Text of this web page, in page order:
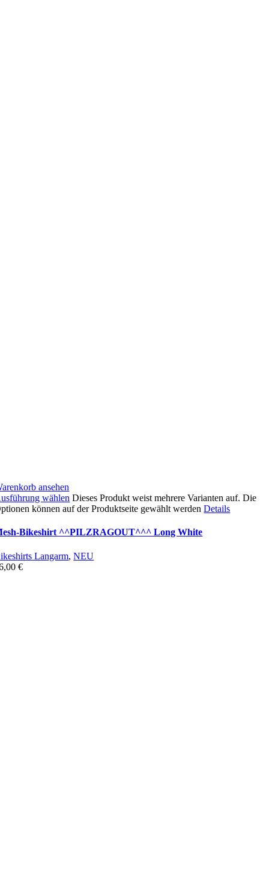
ansehen
wählen Dieses Produkt weist mehrere Varianten auf. Die
können auf der Produktseite gewählt werdenDetails
Bikeshirt ^^PILZRAGOUT^^^ Long White
Langarm,NEU
€